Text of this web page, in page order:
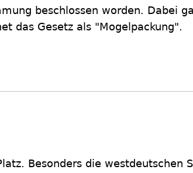
beschlossen worden. Dabei
das Gesetz als "Mogelpackung".
Besonders die westdeutschen